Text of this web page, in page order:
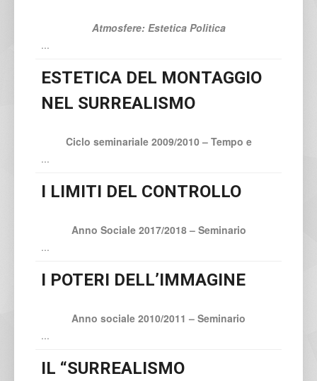
Atmosfere: Estetica Politica
...
ESTETICA DEL MONTAGGIO
NEL SURREALISMO
Ciclo seminariale 2009/2010 – Tempo e
...
I LIMITI DEL CONTROLLO
Anno Sociale 2017/2018 – Seminario
...
I POTERI DELL’IMMAGINE
Anno sociale 2010/2011 – Seminario
...
IL “SURREALISMO